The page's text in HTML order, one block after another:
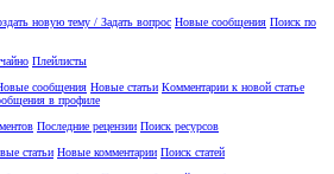
новую тему / Задать вопрос Новые сообщения Поиск по
Плейлисты
сообщения Новые статьи Комментарии к новой статье
в профиле
Последние рецензии Поиск ресурсов
статьи Новые комментарии Поиск статей